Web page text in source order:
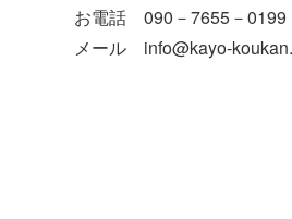
お電話 090－7655－0199
メール info@kayo-